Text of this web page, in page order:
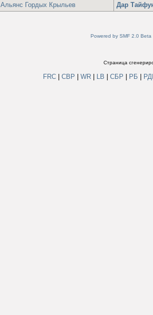
Альянс Гордых Крыльев Дар
Powered by SMF 2.0 Beta
Страница
FRC СВР WR LB СБР РБ